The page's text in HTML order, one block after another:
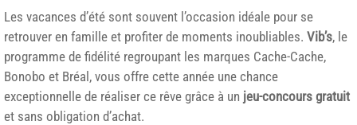
Les vacances d’été sont souvent l’occasion idéale pour se
retrouver en famille et profiter de moments inoubliables. Vib’s, le
programme de fidélité regroupant les marques Cache-Cache,
Bonobo et Bréal, vous offre cette année une chance
exceptionnelle de réaliser ce rêve grâce à un jeu-concours gratuit
et sans obligation d’achat.